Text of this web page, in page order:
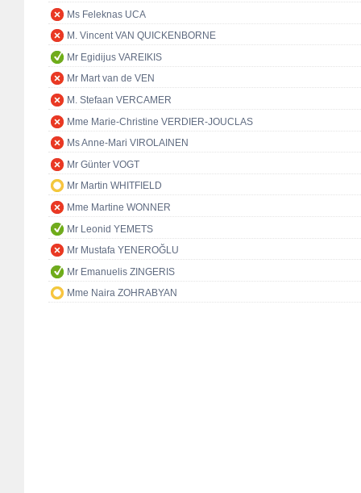
Ms Feleknas UCA
M. Vincent VAN QUICKENBORNE
Mr Egidijus VAREIKIS
Mr Mart van de VEN
M. Stefaan VERCAMER
Mme Marie-Christine VERDIER-JOUCLAS
Ms Anne-Mari VIROLAINEN
Mr Günter VOGT
Mr Martin WHITFIELD
Mme Martine WONNER
Mr Leonid YEMETS
Mr Mustafa YENEROĞLU
Mr Emanuelis ZINGERIS
Mme Naira ZOHRABYAN